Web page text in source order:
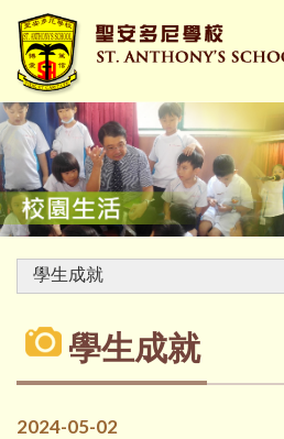
學生成就
2024-05-02